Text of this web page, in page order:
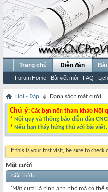
Trang chủ Diễn đàn
Forum Home Bài viết mới FAQ Lịch
Hỏi - Đáp Danh sách mặt cười
Chú ý: Các bạn nên tham khảo
* Nội quy và Thông báo diễn đàn
* Nếu bạn thấy hứng thú với bài viết.
If this is your first visit, be sure to check
Mặt cười
Giải thích
'Mặt cười là hình ảnh nhỏ mà có thể